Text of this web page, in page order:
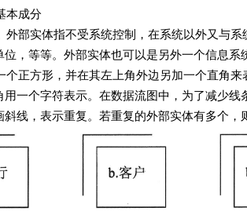
成分
实体指不受系统控制，在系统以外又与系
位，等等。外部实体也可以是另外一个信息系
方形，并在其左上角外边另加一个直角来
用一个字符表示。在数据流图中，为了减少
斜线，表示重复。若重复的外部实体有多个